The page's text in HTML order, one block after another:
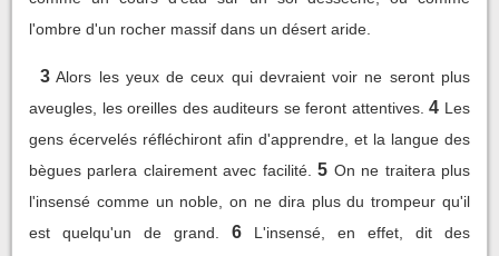
l'ombre d'un rocher massif dans un désert aride.
3 Alors les yeux de ceux qui devraient voir ne seront plus
aveugles, les oreilles des auditeurs se feront attentives. 4 Les
gens écervelés réfléchiront afin d'apprendre, et la langue des
bègues parlera clairement avec facilité. 5 On ne traitera plus
l'insensé comme un noble, on ne dira plus du trompeur qu'il
est quelqu'un de grand.
6
L'insensé, en effet, dit des